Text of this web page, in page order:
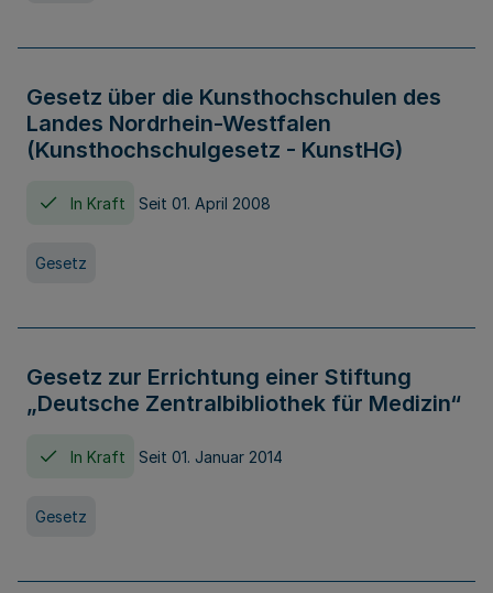
Gesetz über die Kunsthochschulen des
Landes Nordrhein-Westfalen
(Kunsthochschulgesetz - KunstHG)
In Kraft Seit 01. April 2008
Gesetz
Gesetz zur Errichtung einer Stiftung
„Deutsche Zentralbibliothek für Medizin“
In Kraft Seit 01. Januar 2014
Gesetz